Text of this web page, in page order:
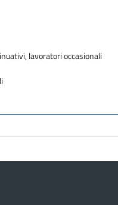
lavoratori occasionali